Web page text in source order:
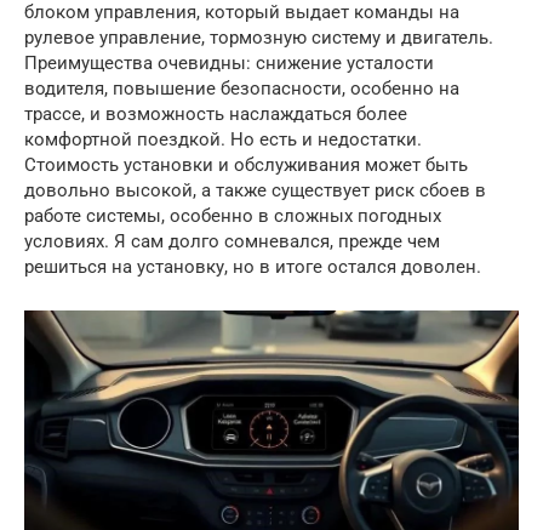
блоком управления, который выдает команды на
рулевое управление, тормозную систему и двигатель.
Преимущества очевидны: снижение усталости
водителя, повышение безопасности, особенно на
трассе, и возможность наслаждаться более
комфортной поездкой. Но есть и недостатки.
Стоимость установки и обслуживания может быть
довольно высокой, а также существует риск сбоев в
работе системы, особенно в сложных погодных
условиях. Я сам долго сомневался, прежде чем
решиться на установку, но в итоге остался доволен.